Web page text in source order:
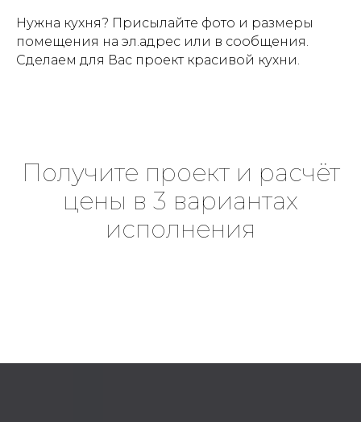
Нужна кухня? Присылайте фото и размеры
помещения на эл.адрес или в сообщения.
Сделаем для Вас проект красивой кухни.
Получите проект и расчёт
цены в 3 вариантах
исполнения